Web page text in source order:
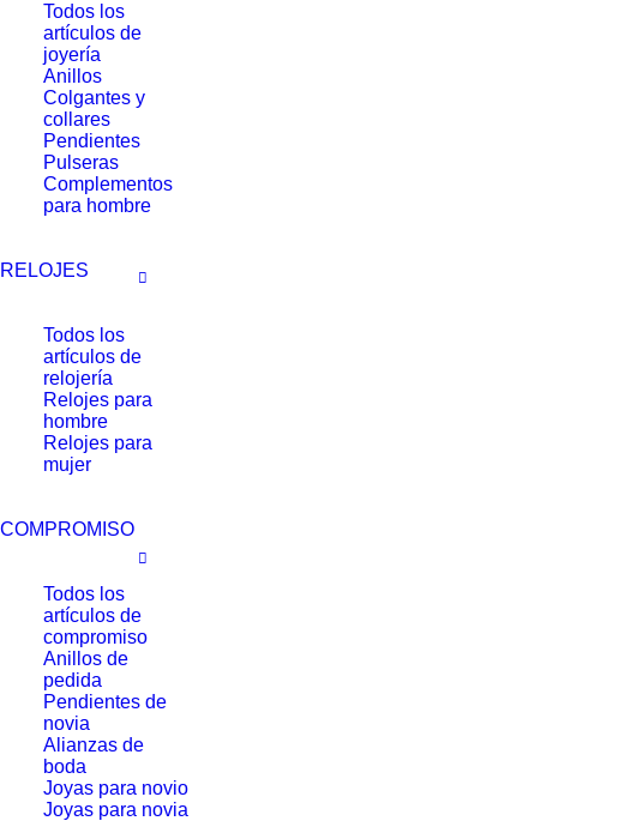
Todos los
artículos de
joyería
Anillos
Colgantes y
collares
Pendientes
Pulseras
Complementos
para hombre
RELOJES
Todos los
artículos de
relojería
Relojes para
hombre
Relojes para
mujer
COMPROMISO
Todos los
artículos de
compromiso
Anillos de
pedida
Pendientes de
novia
Alianzas de
boda
Joyas para novio
Joyas para novia